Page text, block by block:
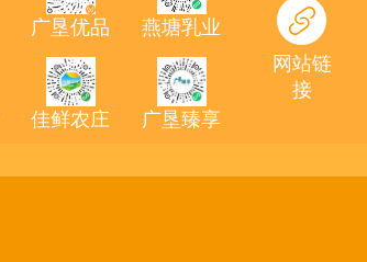
广垦优品
佳鲜农庄
燕塘乳业
广垦臻享
网站链
接